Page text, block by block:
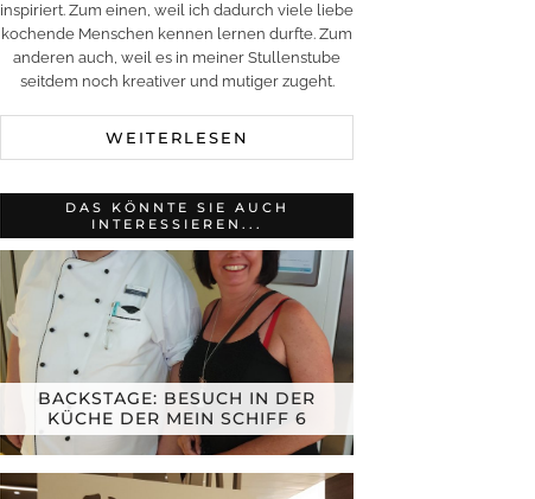
inspiriert. Zum einen, weil ich dadurch viele liebe
kochende Menschen kennen lernen durfte. Zum
anderen auch, weil es in meiner Stullenstube
seitdem noch kreativer und mutiger zugeht.
WEITERLESEN
DAS KÖNNTE SIE AUCH
INTERESSIEREN...
BACKSTAGE: BESUCH IN DER
KÜCHE DER MEIN SCHIFF 6